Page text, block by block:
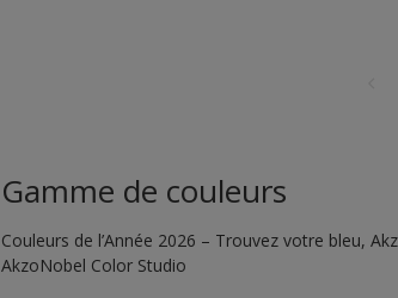
Gamme de couleurs
Couleurs de l’Année 2026 – Trouvez votre bleu,
AkzoNobel Color Studio